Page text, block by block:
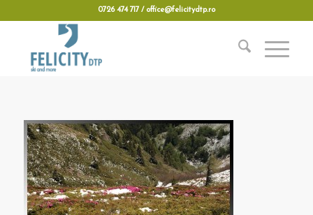
0726 474 717 / office@felicitydtp.ro